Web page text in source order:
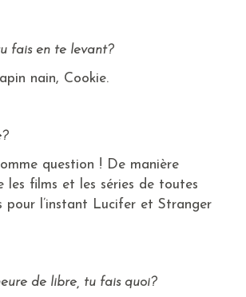
fais en te levant?
nain, Cookie.
question ! De manière
les films et les séries de toutes
pour l’instant Lucifer et Stranger
de libre, tu fais quoi?